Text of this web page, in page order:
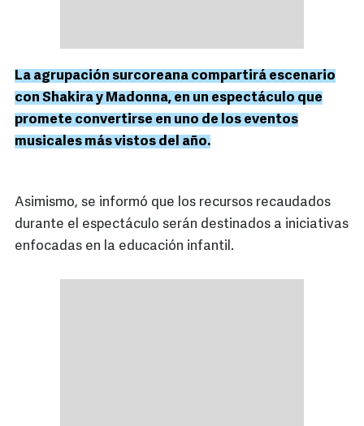
La agrupación surcoreana compartirá escenario
con Shakira y Madonna, en un espectáculo que
promete convertirse en uno de los eventos
musicales más vistos del año.
Asimismo, se informó que los recursos recaudados
durante el espectáculo serán destinados a iniciativas
enfocadas en la educación infantil.